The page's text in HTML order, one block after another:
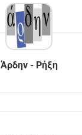
Άρδην - Ρήξη